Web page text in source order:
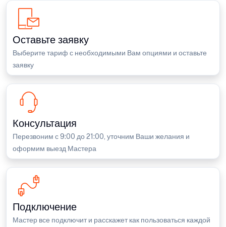
Оставьте заявку
Выберите тариф с необходимыми Вам опциями и оставьте
заявку
Консультация
Перезвоним с 9:00 до 21:00, уточним Ваши желания и
оформим выезд Мастера
Подключение
Мастер все подключит и расскажет как пользоваться каждой